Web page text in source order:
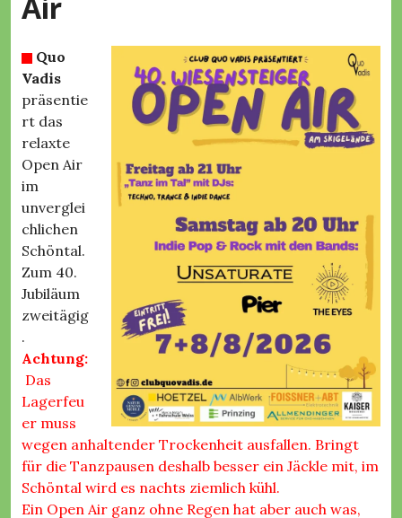
Quo
Vadis
präsentie
rt das
relaxte
Open Air
im
unverglei
chlichen
Schöntal.
Zum 40.
Jubiläum
zweitägig
.
Achtung:
Das
Lagerfeu
er muss
wegen anhaltender Trockenheit ausfallen. Bringt
für die Tanzpausen deshalb besser ein Jäckle mit, im
Schöntal wird es nachts ziemlich kühl.
Ein Open Air ganz ohne Regen hat aber auch was,